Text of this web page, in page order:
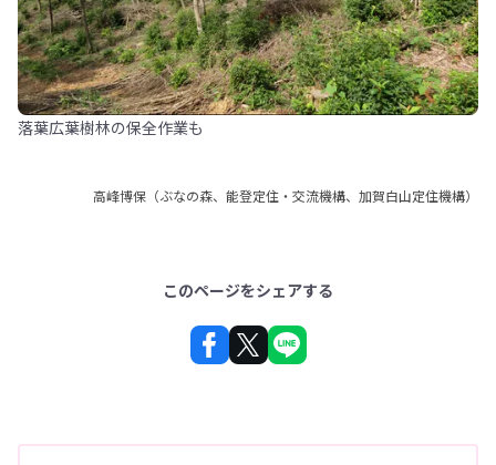
落葉広葉樹林の保全作業も
高峰博保（ぶなの森、能登定住・交流機構、加賀白山定住機構）
このページをシェアする